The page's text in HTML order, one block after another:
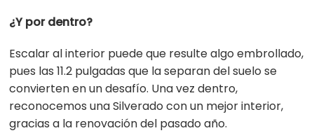
¿Y por dentro?
Escalar al interior puede que resulte algo embrollado,
pues las 11.2 pulgadas que la separan del suelo se
convierten en un desafío. Una vez dentro,
reconocemos una Silverado con un mejor interior,
gracias a la renovación del pasado año.